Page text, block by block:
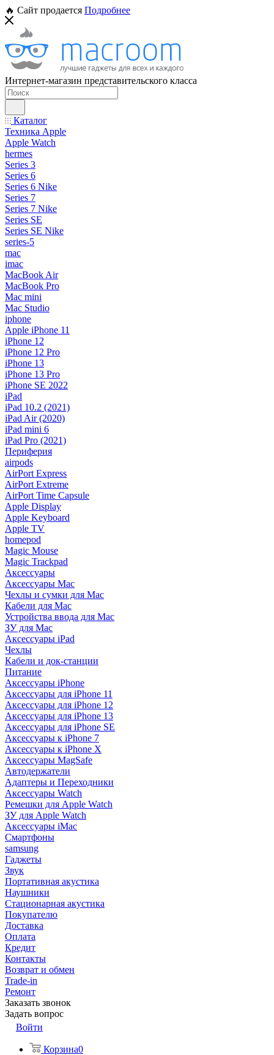
🔥 Сайт продается Подробнее
Интернет-магазин представительского класса
Каталог
Техника Apple
Apple Watch
hermes
Series 3
Series 6
Series 6 Nike
Series 7
Series 7 Nike
Series SE
Series SE Nike
series-5
mac
imac
MacBook Air
MacBook Pro
Mac mini
Mac Studio
iphone
Apple iPhone 11
iPhone 12
iPhone 12 Pro
iPhone 13
iPhone 13 Pro
iPhone SE 2022
iPad
iPad 10.2 (2021)
iPad Air (2020)
iPad mini 6
iPad Pro (2021)
Периферия
airpods
AirPort Express
AirPort Extreme
AirPort Time Capsule
Apple Display
Apple Keyboard
Apple TV
homepod
Magic Mouse
Magic Trackpad
Аксессуары
Аксессуары Mac
Чехлы и сумки для Mac
Кабели для Mac
Устройства ввода для Mac
ЗУ для Mac
Аксессуары iPad
Чехлы
Кабели и док-станции
Питание
Аксессуары iPhone
Аксессуары для iPhone 11
Аксессуары для iPhone 12
Аксессуары для iPhone 13
Аксессуары для iPhone SE
Аксессуары к iPhone 7
Аксессуары к iPhone X
Аксессуары MagSafe
Автодержатели
Адаптеры и Переходники
Аксессуары Watch
Ремешки для Apple Watch
ЗУ для Apple Watch
Аксессуары iMac
Смартфоны
samsung
Гаджеты
Звук
Портативная акустика
Наушники
Стационарная акустика
Покупателю
Доставка
Оплата
Кредит
Контакты
Возврат и обмен
Trade-in
Ремонт
Заказать звонок
Задать вопрос
Войти
Корзина0